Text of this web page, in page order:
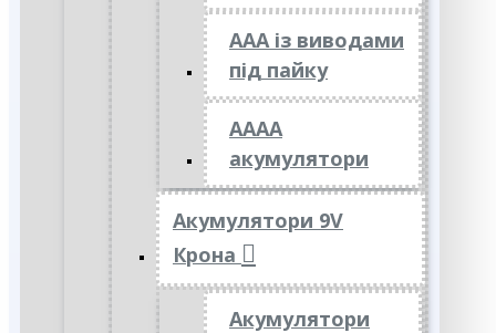
ААА із виводами
під пайку
АААА
акумулятори
Акумулятори 9V
Крона
Акумулятори